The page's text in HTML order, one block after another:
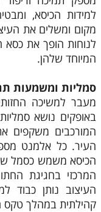
למידות הכיסא,
מקום ומשלים את
לנוחות הופך את כסא
המיוחד שלהן.
סמליות ומשמעות
מעבר למשיכה
באופקים נושא
המורכבים משקפים
העיר. כל אלמנט
הכיסא משמש כסמל
המרכזי בחגיגת
העיצוב נותן כבוד
קהילתית במהלך טקס